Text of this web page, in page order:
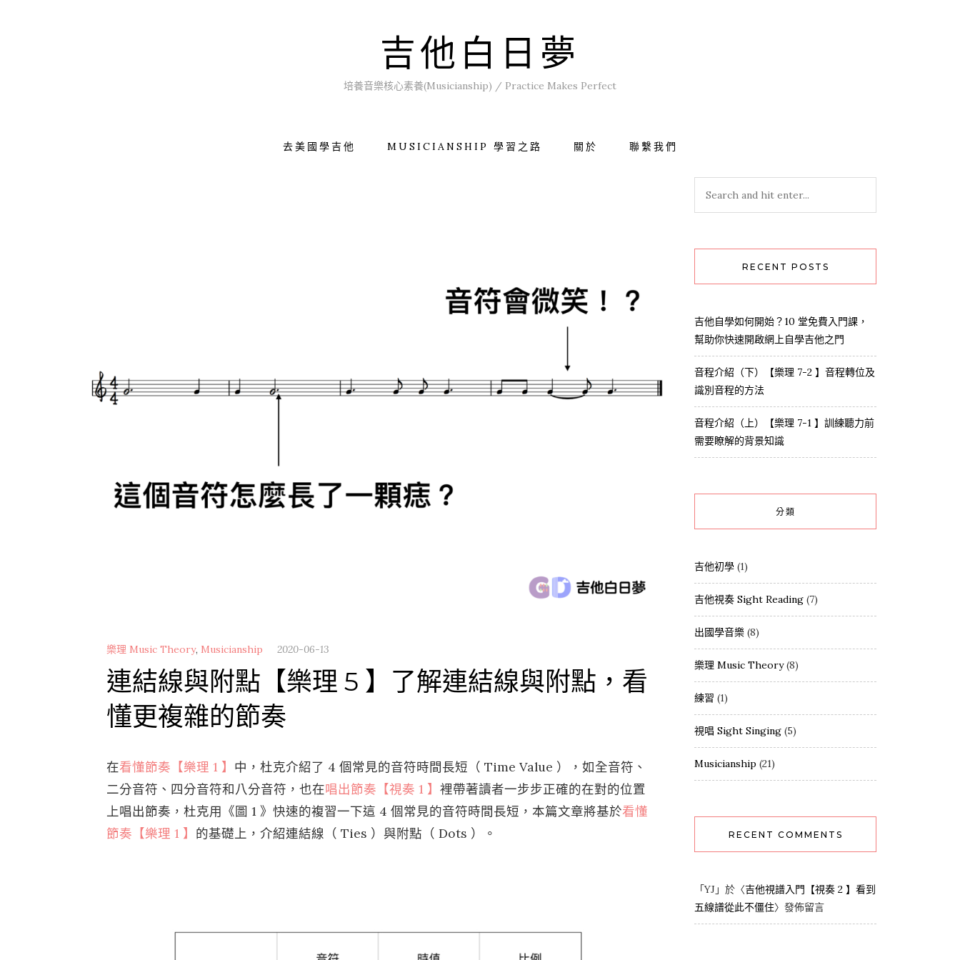
吉他白日夢
培養音樂核心素養(Musicianship) / Practice Makes Perfect
去美國學吉他 MUSICIANSHIP 學習之路 關於 聯繫我們
樂理 Music Theory, Musicianship 2020-06-13
連結線與附點【樂理 5 】了解連結線與附點，看
懂更複雜的節奏
在看懂節奏【樂理 1 】 中，杜克介紹了 4 個常見的音符時間長短（ Time Value ），如全音符、
二分音符、四分音符和八分音符，也在唱出節奏【視奏 1 】 裡帶著讀者一步步正確的在對的位置
上唱出節奏，杜克用《圖 1 》快速的複習一下這 4 個常見的音符時間長短，本篇文章將基於看懂
節奏【樂理 1 】 的基礎上，介紹連結線（ Ties ）與附點（ Dots ）。
RECENT POSTS
吉他自學如何開始？10 堂免費入門課，
幫助你快速開啟網上自學吉他之門
音程介紹（下）【樂理 7-2 】音程轉位及
識別音程的方法
音程介紹（上）【樂理 7-1 】訓練聽力前
需要瞭解的背景知識
分類
吉他初學 (1)
吉他視奏 Sight Reading (7)
出國學音樂 (8)
樂理 Music Theory(8)
練習 (1)
視唱 Sight Singing (5)
Musicianship (21)
RECENT COMMENTS
「YJ 」於〈吉他視譜入門【視奏 2 】看到
五線譜從此不僵住〉發佈留言